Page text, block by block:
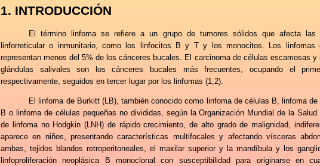
1. INTRODUCCIÓN
El término linfoma se refiere a un grupo de tumores sólidos que afecta las
linforreticular o inmunitario, como los linfocitos B y T y los monocitos. Los linfomas
representan menos del 5% de los cánceres bucales. El carcinoma de células escamosas y
glándulas salivales son los cánceres bucales más frecuentes, ocupando el
respectivamente, seguidos en tercer lugar por los linfomas (1,2).
El linfoma de Burkitt (LB), también conocido como linfoma de células B, linfoma
B o linfoma de células pequeñas no divididas, según la Organización Mundial de la
de linfoma no Hodgkin (LNH) de rápido crecimiento, de alto grado de malignidad,
aparece en niños, presentando características multifocales y afectando vísceras
ambas, tejidos blandos retroperitoneales, el maxilar superior y la mandíbula y los
linfoproliferación neoplásica B monoclonal con susceptibilidad para originarse en